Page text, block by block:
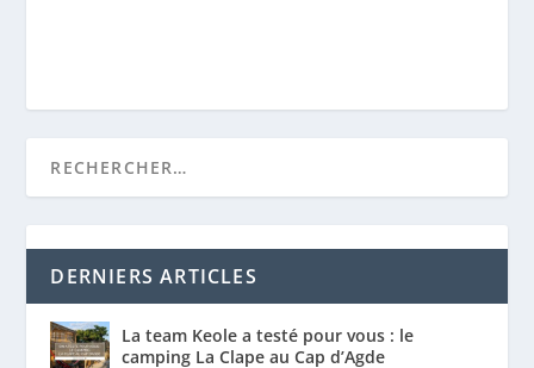
DERNIERS ARTICLES
La team Keole a testé pour vous : le
camping La Clape au Cap d’Agde